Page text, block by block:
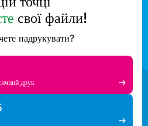
свої файли!
надрукувати?
друк